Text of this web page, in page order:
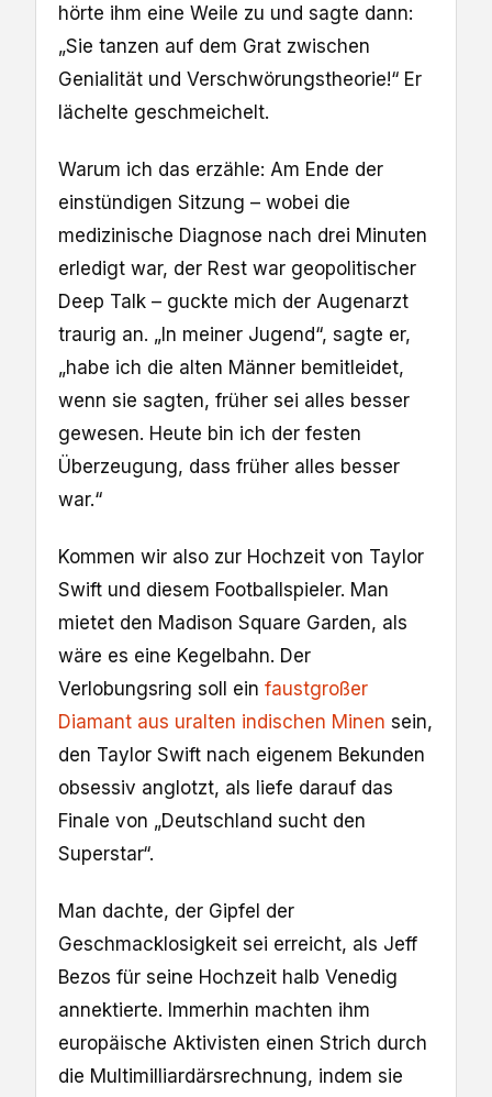
hörte ihm eine Weile zu und sagte dann:
„Sie tanzen auf dem Grat zwischen
Genialität und Verschwörungstheorie!“ Er
lächelte geschmeichelt.
Warum ich das erzähle: Am Ende der
einstündigen Sitzung – wobei die
medizinische Diagnose nach drei Minuten
erledigt war, der Rest war geopolitischer
Deep Talk – guckte mich der Augenarzt
traurig an. „In meiner Jugend“, sagte er,
„habe ich die alten Männer bemitleidet,
wenn sie sagten, früher sei alles besser
gewesen. Heute bin ich der festen
Überzeugung, dass früher alles besser
war.“
Kommen wir also zur Hochzeit von Taylor
Swift und diesem Footballspieler. Man
mietet den Madison Square Garden, als
wäre es eine Kegelbahn. Der
Verlobungsring soll ein faustgroßer
Diamant aus uralten indischen Minen sein,
den Taylor Swift nach eigenem Bekunden
obsessiv anglotzt, als liefe darauf das
Finale von „Deutschland sucht den
Superstar“.
Man dachte, der Gipfel der
Geschmacklosigkeit sei erreicht, als Jeff
Bezos für seine Hochzeit halb Venedig
annektierte. Immerhin machten ihm
europäische Aktivisten einen Strich durch
die Multimilliardärsrechnung, indem sie